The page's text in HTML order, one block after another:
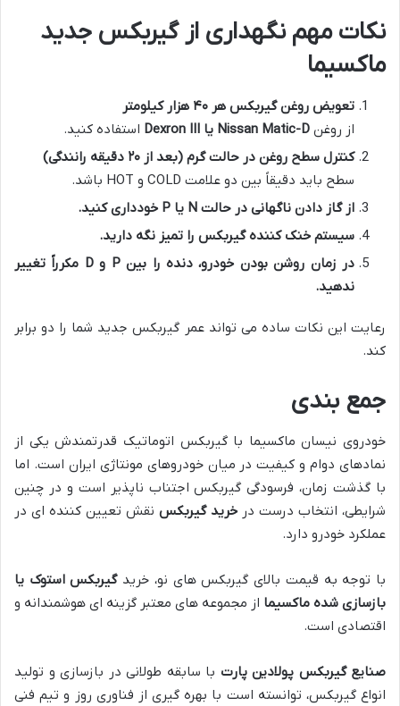
نکات مهم نگهداری از گیربکس جدید
ماکسیما
تعویض روغن گیربکس هر ۴۰ هزار کیلومتر
از روغن Nissan Matic-D یا Dexron III
استفاده کنید.
کنترل سطح روغن در حالت گرم (بعد از ۲۰ دقیقه رانندگی)
سطح باید دقیقاً بین دو علامت COLD و HOT باشد.
از گاز دادن ناگهانی در حالت N یا P خودداری کنید.
سیستم خنک کننده گیربکس را تمیز نگه دارید.
در زمان روشن بودن خودرو، دنده را بین P و D مکرراً تغییر
ندهید.
رعایت این نکات ساده می تواند عمر گیربکس جدید شما را دو برابر
کند.
جمع بندی
خودروی نیسان ماکسیما با گیربکس اتوماتیک قدرتمندش یکی از
نمادهای دوام و کیفیت در میان خودروهای مونتاژی ایران است. اما
با گذشت زمان، فرسودگی گیربکس اجتناب ناپذیر است و در چنین
شرایطی، انتخاب درست در خرید گیربکس نقش تعیین کننده ای در
عملکرد خودرو دارد.
با توجه به قیمت بالای گیربکس های نو، خریدگیربکس استوک یا
بازسازی شده ماکسیما از مجموعه های معتبر گزینه ای هوشمندانه و
اقتصادی است.
صنایع گیربکس پولادین پارت با سابقه طولانی در بازسازی و تولید
انواع گیربکس، توانسته است با بهره گیری از فناوری روز و تیم فنی